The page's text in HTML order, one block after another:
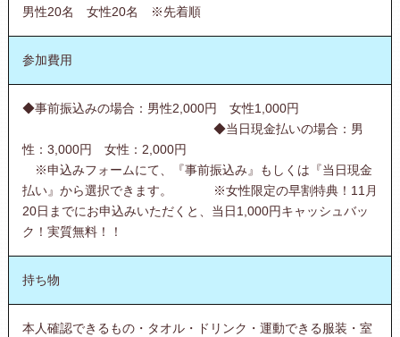
男性20名 女性20名 ※先着順
参加費用
◆事前振込みの場合：男性2,000円 女性1,000円
◆当日現金払いの場合：男
性：3,000円 女性：2,000円
※申込みフォームにて、『事前振込み』もしくは『当日現金
払い』から選択できます。 ※女性限定の早割特典！11月
20日までにお申込みいただくと、当日1,000円キャッシュバッ
ク！実質無料！！
持ち物
本人確認できるもの・タオル・ドリンク・運動できる服装・室